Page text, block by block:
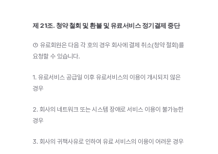
제 21조. 청약 철회 및 환불 및 유료서비스 정기결제 중단
① 유료회원은 다음 각 호의 경우 회사에 결제 취소(청약 철회)를
요청할 수 있습니다.
1. 유료서비스 공급일 이후 유료서비스의 이용이 개시되지 않은
경우
2. 회사의 네트워크 또는 시스템 장애로 서비스 이용이 불가능한
경우
3. 회사의 귀책사유로 인하여 유료 서비스의 이용이 어려운 경우